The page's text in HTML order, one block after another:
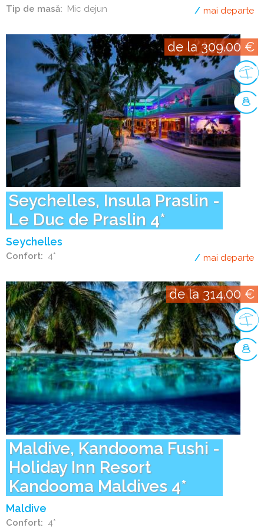
Tip de masă
Mic dejun mai departe
Seychelles, Insula Praslin -
Le Duc de Praslin 4*
Seychelles
Confort 4*
de la 309.00 €
mai departe
Maldive, Kandooma Fushi -
Holiday Inn Resort
Kandooma Maldives 4*
Maldive
Confort
4*
de la 314.00 €